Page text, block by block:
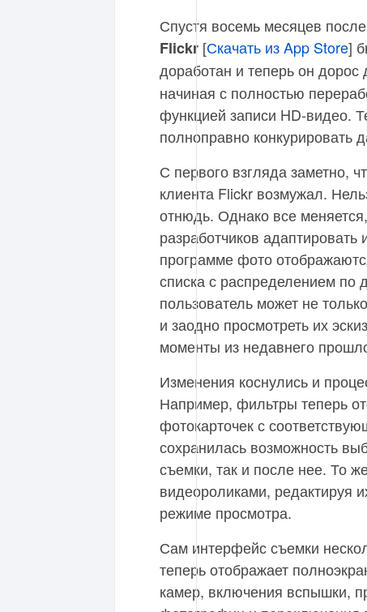
Спустя восемь месяцев после
Flickr [Скачать из App Store]
доработан и теперь он дорос
начиная с полностью
функцией записи HD-видео.
полноправно конкурировать
С первого взгляда заметно,
клиента Flickr возмужал.
отнюдь. Однако все
разработчиков
программе фото
списка с распределением по
пользователь может не
и заодно просмотреть их
моменты из недавнего
Изменения коснулись и
Например, фильтры теперь
фотокарточек с
сохранилась возможность
съемки, так и после нее. То
видеороликами, редактируя
режиме просмотра.
Сам интерфейс съемки
теперь отображает
камер, включения вспышки,